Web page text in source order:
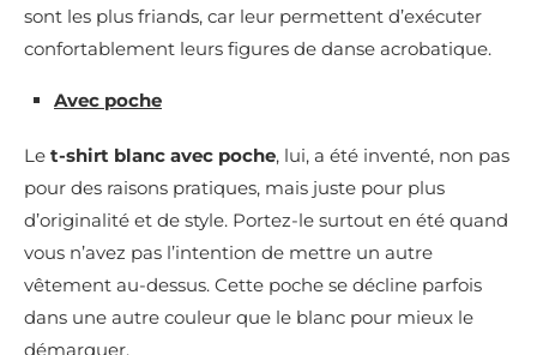
sont les plus friands, car leur permettent d’exécuter
confortablement leurs figures de danse acrobatique.
Avec poche
Le t-shirt blanc avec poche, lui, a été inventé, non pas
pour des raisons pratiques, mais juste pour plus
d’originalité et de style. Portez-le surtout en été quand
vous n’avez pas l’intention de mettre un autre
vêtement au-dessus. Cette poche se décline parfois
dans une autre couleur que le blanc pour mieux le
démarquer.